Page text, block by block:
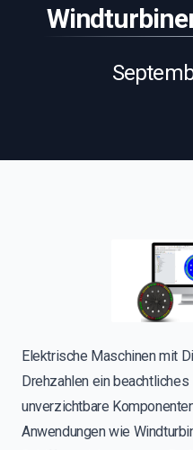
Elektrische Maschinen mit
Drehzahlen ein
unverzichtbare
Anwendungen wie